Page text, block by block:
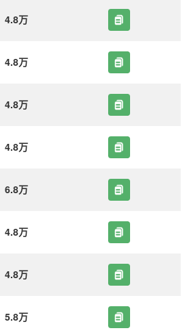
4.8万
4.8万
4.8万
4.8万
6.8万
4.8万
4.8万
5.8万